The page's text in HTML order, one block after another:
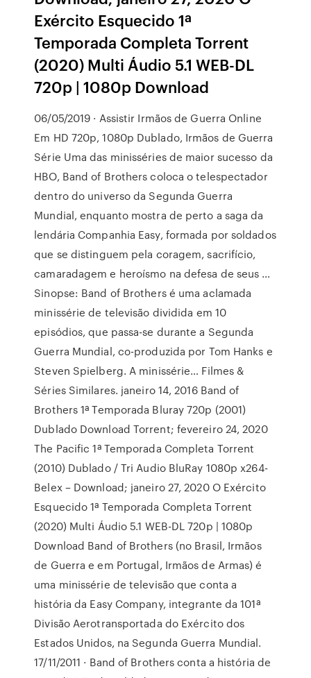
Exército Esquecido 1ª
Temporada Completa Torrent
(2020) Multi Áudio 5.1 WEB-DL
720p | 1080p Download
06/05/2019 · Assistir Irmãos de Guerra Online
Em HD 720p, 1080p Dublado, Irmãos de Guerra
Série Uma das minisséries de maior sucesso da
HBO, Band of Brothers coloca o telespectador
dentro do universo da Segunda Guerra
Mundial, enquanto mostra de perto a saga da
lendária Companhia Easy, formada por soldados
que se distinguem pela coragem, sacrifício,
camaradagem e heroísmo na defesa de seus …
Sinopse: Band of Brothers é uma aclamada
minissérie de televisão dividida em 10
episódios, que passa-se durante a Segunda
Guerra Mundial, co-produzida por Tom Hanks e
Steven Spielberg. A minissérie… Filmes &
Séries Similares. janeiro 14, 2016 Band of
Brothers 1ª Temporada Bluray 720p (2001)
Dublado Download Torrent; fevereiro 24, 2020
The Pacific 1ª Temporada Completa Torrent
(2010) Dublado / Tri Audio BluRay 1080p x264-
Belex – Download; janeiro 27, 2020 O Exército
Esquecido 1ª Temporada Completa Torrent
(2020) Multi Áudio 5.1 WEB-DL 720p | 1080p
Download Band of Brothers (no Brasil, Irmãos
de Guerra e em Portugal, Irmãos de Armas) é
uma minissérie de televisão que conta a
história da Easy Company, integrante da 101ª
Divisão Aerotransportada do Exército dos
Estados Unidos, na Segunda Guerra Mundial.
17/11/2011 · Band of Brothers conta a história de